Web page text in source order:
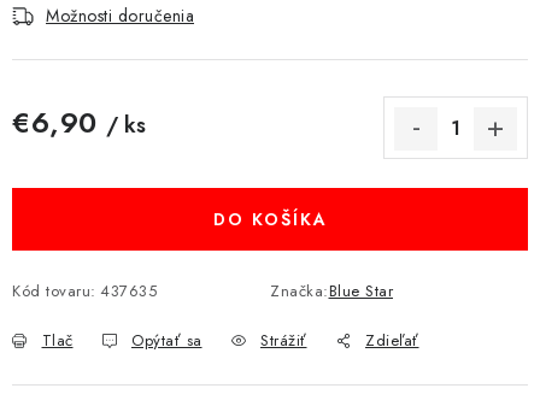
KAMERY
VÝPREDAJ
Ako nakupovať
Obchodné podmienky
Podmienky ochrany osobných údajov
Reklamácia Kontakty
Možnosti doručenia
€6,90 / ks
DO KOŠÍKA
Kód tovaru: 437635 Značka:Blue Star
Tlač Opýtať sa Strážiť Zdieľať